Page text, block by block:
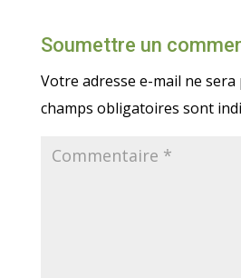
Soumettre un
Votre adresse e-mail ne sera
champs obligatoires sont